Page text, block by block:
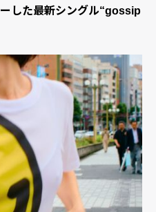
した最新シングル“gossip